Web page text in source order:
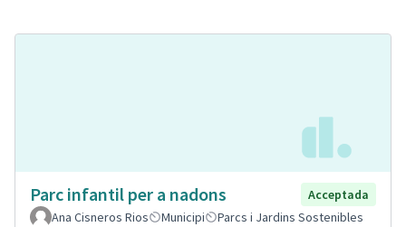
Parc infantil per a nadons
Acceptada
Ana Cisneros Rios
Municipi
Parcs i Jardins Sostenibles